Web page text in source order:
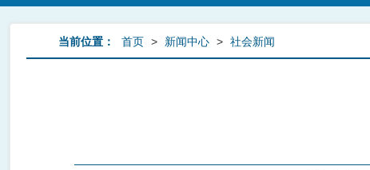
当前位置： 首页 > 新闻中心 > 社会新闻